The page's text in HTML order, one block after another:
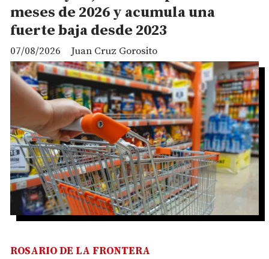
meses de 2026 y acumula una
fuerte baja desde 2023
Juan Cruz Gorosito
07/08/2026
ROSARIO DE LA FRONTERA